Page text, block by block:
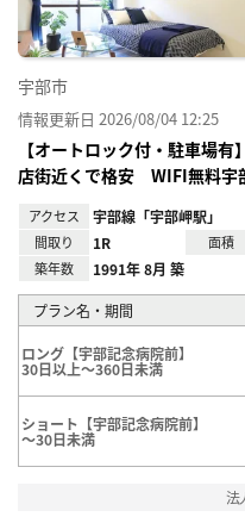
宇部市
情報更新日 2026/08/04 12:25
【オートロック付・駐車場
店街近くで格安 WIFI無料宇
アクセス 宇部線「宇部岬駅」
間取り 1R 面積
築年数 1991年 8月 築
プラン名・期間
ロング【宇部記念病院前】
30日以上～360日未満
ショート【宇部記念病院前】
～30日未満
法